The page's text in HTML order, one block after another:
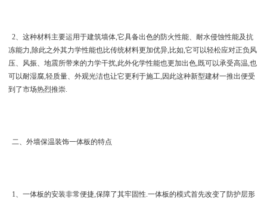
2、这种材料主要运用于建筑墙体,它具备出色的防火性能、耐水侵蚀性能及抗
冻能力,除此之外其力学性能也比传统材料更加优异,比如,它可以轻松应对正负风
压、风振、地震所带来的力学干扰,此外化学性能也更加出色,既可以承受高温,也
可以耐湿腐,轻质量、外观光洁也让它更利于施工,因此这种新型建材一推出便受
到了市场热烈推崇.
二、外墙保温装饰一体板的特点
1、一体板的安装非常便捷,保障了其牢固性.一体板的模式首先改变了防护层形